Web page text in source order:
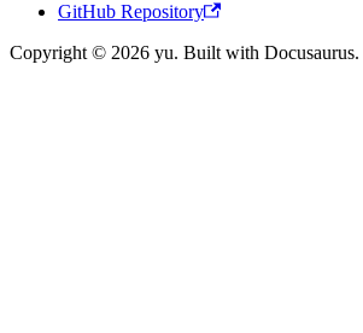
GitHub Repository
Copyright © 2026 yu. Built with Docusaurus.